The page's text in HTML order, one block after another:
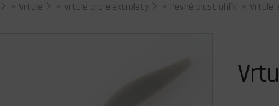
> Vrtule > Vrtule pro elektrolety > Pevné plast uhlík > Vrtule